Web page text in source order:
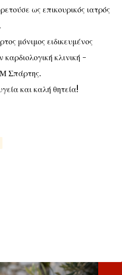
ως επικουρικός ιατρός
μόνιμος ειδικευμένος
καρδιολογική κλινική -
Σπάρτης.
και καλή θητεία!